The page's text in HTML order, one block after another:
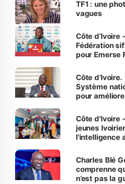
TF1 : une
vagues
Côte d’Ivoire
Fédération
pour Emerse
Côte
Système
pour
Côte d'Ivoire
jeunes
l'intelligence
Charles Blé
comprenne
n’est pas la